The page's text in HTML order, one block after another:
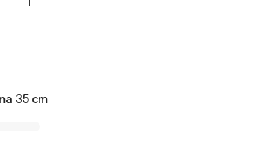
35 cm